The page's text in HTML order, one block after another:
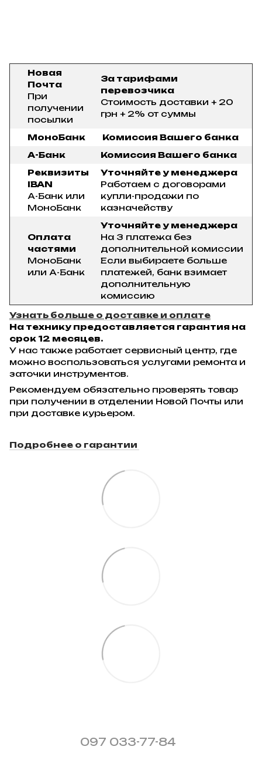
Новая
Почта
При
получении
посылки
За тарифами
перевозчика
Стоимость доставки + 20
грн + 2% от суммы
МоноБанк
Комиссия Вашего банка
А-Банк
Комиссия Вашего банка
Реквизиты
IBAN
А-Банк или
МоноБанк
Уточняйте у менеджера
Работаем с договорами
купли-продажи по
казначейству
Оплата
частями
МоноБанк
или А-Банк
Уточняйте у менеджера
На 3 платежа без
дополнительной комиссии
Если выбираете больше
платежей, банк взимает
дополнительную
комиссию
Узнать больше о доставке и оплате
На технику предоставляется гарантия на
срок 12 месяцев.
У нас также работает сервисный центр, где
можно воспользоваться услугами ремонта и
заточки инструментов.
Рекомендуем обязательно проверять товар
при получении в отделении Новой Почты или
при доставке курьером.
Подробнее о гарантии
097 033-77-84